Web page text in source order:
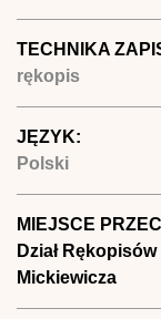
TECHNIKA
rękopis
JĘZYK:
Polski
MIEJSCE
Dział
Mickiewicza